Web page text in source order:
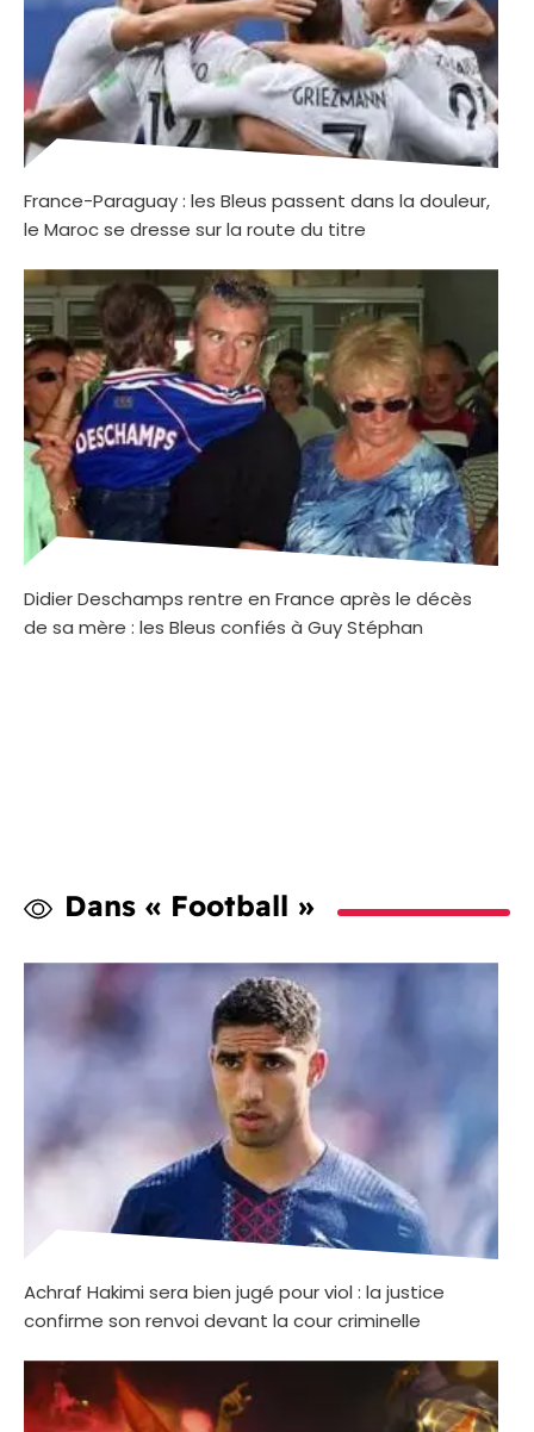
France-Paraguay : les Bleus passent dans la douleur,
le Maroc se dresse sur la route du titre
Didier Deschamps rentre en France après le décès
de sa mère : les Bleus confiés à Guy Stéphan
Dans « Football »
Achraf Hakimi sera bien jugé pour viol : la justice
confirme son renvoi devant la cour criminelle